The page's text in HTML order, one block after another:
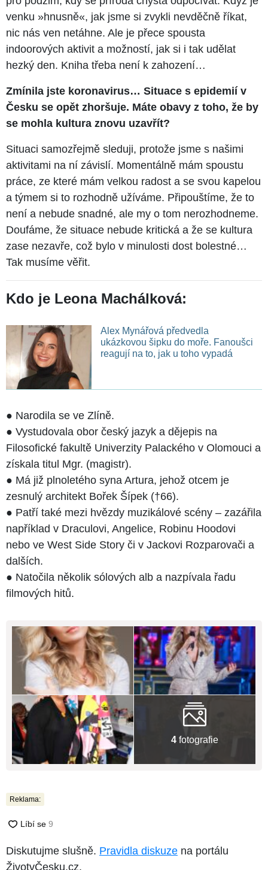
venku »hnusně«, jak jsme si zvykli nevděčně říkat,
nic nás ven netáhne. Ale je přece spousta
indoorových aktivit a možností, jak si i tak udělat
hezký den. Kniha třeba není k zahození…
Zmínila jste koronavirus… Situace s epidemií v
Česku se opět zhoršuje. Máte obavy z toho, že by
se mohla kultura znovu uzavřít?
Situaci samozřejmě sleduji, protože jsme s našimi
aktivitami na ní závislí. Momentálně mám spoustu
práce, ze které mám velkou radost a se svou kapelou
a týmem si to rozhodně užíváme. Připouštíme, že to
není a nebude snadné, ale my o tom nerozhodneme.
Doufáme, že situace nebude kritická a že se kultura
zase nezavře, což bylo v minulosti dost bolestné…
Tak musíme věřit.
Kdo je Leona Machálková:
Alex Mynářová předvedla
ukázkovou šipku do moře. Fanoušci
reagují na to, jak u toho vypadá
● Narodila se ve Zlíně.
● Vystudovala obor český jazyk a dějepis na
Filosofické fakultě Univerzity Palackého v Olomouci a
získala titul Mgr. (magistr).
● Má již plnoletého syna Artura, jehož otcem je
zesnulý architekt Bořek Šípek (†66).
● Patří také mezi hvězdy muzikálové scény – zazářila
například v Draculovi, Angelice, Robinu Hoodovi
nebo ve West Side Story či v Jackovi Rozparovači a
dalších.
● Natočila několik sólových alb a nazpívala řadu
filmových hitů.
4 fotografie
Reklama:
Diskutujme slušně. Pravidla diskuze na portálu
ŽivotvČesku.cz.